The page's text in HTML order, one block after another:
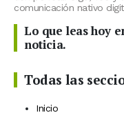
comunicación nativo
Lo que leas hoy
noticia.
Todas las
Inicio